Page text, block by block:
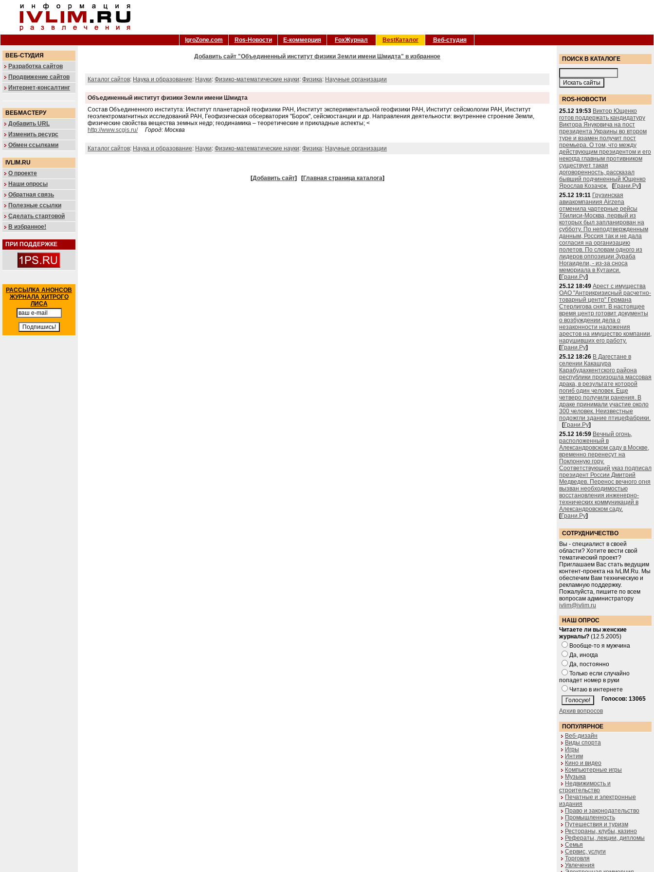
IgroZone.com Ros-Новости Е-коммерция FoxЖурнал BestКаталог Веб-студия
ВЕБ-СТУДИЯ
Разработка сайтов
Продвижение сайтов
Интернет-консалтинг
ВЕБМАСТЕРУ
Добавить URL
Изменить ресурс
Обмен ссылками
IVLIM.RU
О проекте
Наши опросы
Обратная связь
Полезные ссылки
Сделать стартовой
В избранное!
ПРИ ПОДДЕРЖКЕ
РАССЫЛКА АНОНСОВ
ЖУРНАЛА ХИТРОГО
ЛИСА
Добавить сайт "Объединенный институт физики Земли имени Шмидта" в избранное
Каталог сайтов: Наука и образование: Науки: Физико-математические науки: Физика: Научные организации
Объединенный институт физики Земли имени Шмидта
Состав Объединенного института: Институт планетарной геофизики РАН, Институт экспериментальной геофизики РАН, Институт сейсмологии РАН, Институт
геоэлектромагнитных исследований РАН, Геофизическая обсерватория "Борок", сейсмостанции и др. Направления деятельности: внутреннее строение Земли,
физические свойства вещества земных недр; геодинамика – теоретические и прикладные аспекты; <
http://www.scgis.ru/
Город: Москва
Каталог сайтов: Наука и образование: Науки: Физико-математические науки: Физика: Научные организации
[Добавить сайт] [Главная страница каталога]
ПОИСК В КАТАЛОГЕ
ROS-НОВОСТИ
25.12 19:53 Виктор Ющенко
готов поддержать кандидатуру
Виктора Януковича на пост
президента Украины во втором
туре и взамен получит пост
премьера. О том, что между
действующим президентом и его
некогда главным противником
существует такая
договоренность, рассказал
бывший подчиненный Ющенко
Ярослав Козачок.
[Грани.Ру]
25.12 19:11 Грузинская
авиакомпаниия Airzena
отменила чартерные рейсы
Тбилиси-Москва, первый из
которых был запланирован на
субботу. По неподтвержденным
данным, Россия так и не дала
согласия на организацию
полетов. По словам одного из
лидеров оппозиции Зураба
Ногаидели, - из-за сноса
мемориала в Кутаиси.
[Грани.Ру]
25.12 18:49 Арест с имущества
ОАО "Антрикризисный расчетно-
товарный центр" Германа
Стерлигова снят. В настоящее
время центр готовит документы
о возбуждении дела о
незаконности наложения
арестов на имущество компании,
нарушивших его работу.
[Грани.Ру]
25.12 18:26 В Дагестане в
селении Какашура
Карабудахкентского района
республики произошла массовая
драка, в результате которой
погиб один человек. Еще
четверо получили ранения. В
драке принимали участие около
300 человек. Неизвестные
подожгли здание птицефабрики.
[Грани.Ру]
25.12 16:59 Вечный огонь,
расположенный в
Александровском саду в Москве,
временно перенесут на
Поклонную гору.
Соответствующий указ подписал
президент России Дмитрий
Медведев. Перенос вечного огня
вызван необходимостью
восстановления инженерно-
технических коммуникаций в
Александровском саду.
[Грани.Ру]
СОТРУДНИЧЕСТВО
Вы - специалист в своей
области? Хотите вести свой
тематический проект?
Приглашаем Вас стать ведущим
контент-проекта на IvLIM.Ru. Мы
обеспечим Вам техническую и
рекламную поддержку.
Пожалуйста, пишите по всем
вопросам администратору
ivlim@ivlim.ru
НАШ ОПРОС
Читаете ли вы женские
журналы? (12.5.2005)
Вообще-то я мужчина
Да, иногда
Да, постоянно
Только если случайно
попадет номер в руки
Читаю в интернете
Голосов: 13065
Архив вопросов
ПОПУЛЯРНОЕ
Веб-дизайн
Виды спорта
Игры
Интим
Кино и видео
Компьютерные игры
Музыка
Недвижимость и
строительство
Печатные и электронные
издания
Право и законодательство
Промышленность
Путешествия и туризм
Рестораны, клубы, казино
Рефераты, лекции, дипломы
Семья
Сервис, услуги
Торговля
Увлечения